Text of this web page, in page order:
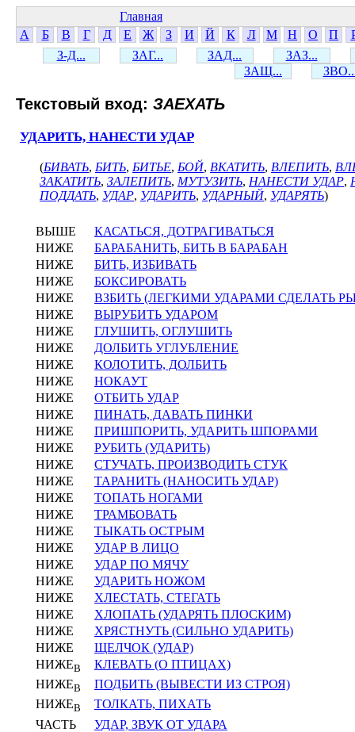
Главная
А
Б В Г Д Е Ж З И Й К Л М Н О П
З-Д...
ЗАГ... ЗАД...
ЗАЗ...
ЗАЩ...
Текстовый вход: ЗАЕХАТЬ
УДАРИТЬ, НАНЕСТИ УДАР
(БИВАТЬ, БИТЬ, БИТЬЕ, БОЙ, ВКАТИТЬ, ВЛЕПИТЬ,
ЗАКАТИТЬ, ЗАЛЕПИТЬ, МУТУЗИТЬ, НАНЕСТИ УДАР,
ПОДДАТЬ, УДАР, УДАРИТЬ, УДАРНЫЙ, УДАРЯТЬ)
ВЫШЕ
КАСАТЬСЯ, ДОТРАГИВАТЬСЯ
НИЖЕ
БАРАБАНИТЬ, БИТЬ В БАРАБАН
НИЖЕ
БИТЬ, ИЗБИВАТЬ
НИЖЕ
БОКСИРОВАТЬ
НИЖЕ
ВЗБИТЬ (ЛЕГКИМИ УДАРАМИ СДЕЛАТЬ
НИЖЕ
ВЫРУБИТЬ УДАРОМ
НИЖЕ
ГЛУШИТЬ, ОГЛУШИТЬ
НИЖЕ
ДОЛБИТЬ УГЛУБЛЕНИЕ
НИЖЕ
КОЛОТИТЬ, ДОЛБИТЬ
НИЖЕ
НОКАУТ
НИЖЕ
ОТБИТЬ УДАР
НИЖЕ
ПИНАТЬ, ДАВАТЬ ПИНКИ
НИЖЕ
ПРИШПОРИТЬ, УДАРИТЬ ШПОРАМИ
НИЖЕ
РУБИТЬ (УДАРИТЬ)
НИЖЕ
СТУЧАТЬ, ПРОИЗВОДИТЬ СТУК
НИЖЕ
ТАРАНИТЬ (НАНОСИТЬ УДАР)
НИЖЕ
ТОПАТЬ НОГАМИ
НИЖЕ
ТРАМБОВАТЬ
НИЖЕ
ТЫКАТЬ ОСТРЫМ
НИЖЕ
УДАР В ЛИЦО
НИЖЕ
УДАР ПО МЯЧУ
НИЖЕ
УДАРИТЬ НОЖОМ
НИЖЕ
ХЛЕСТАТЬ, СТЕГАТЬ
НИЖЕ
ХЛОПАТЬ (УДАРЯТЬ ПЛОСКИМ)
НИЖЕ
ХРЯСТНУТЬ (СИЛЬНО УДАРИТЬ)
НИЖЕ
ЩЕЛЧОК (УДАР)
НИЖЕВ
КЛЕВАТЬ (О ПТИЦАХ)
НИЖЕВ
ПОДБИТЬ (ВЫВЕСТИ ИЗ СТРОЯ)
НИЖЕВ
ТОЛКАТЬ, ПИХАТЬ
ЧАСТЬ
УДАР, ЗВУК ОТ УДАРА